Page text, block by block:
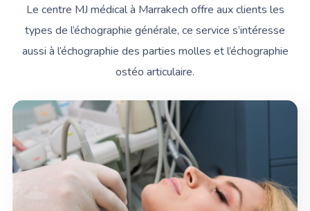
Le centre MJ médical à Marrakech offre aux clients les
types de l’échographie générale, ce service s’intéresse
aussi à l’échographie des parties molles et l’échographie
ostéo articulaire.